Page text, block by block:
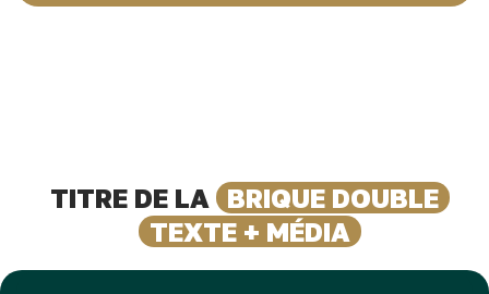
TITRE DE LA
BRIQUE DOUBLE
TEXTE + MÉDIA